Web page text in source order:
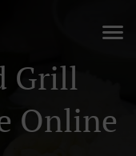
Grill
Online